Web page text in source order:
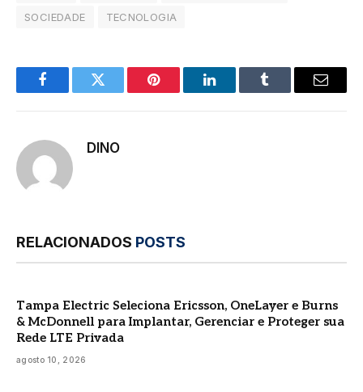
SOCIEDADE TECNOLOGIA
FacebookTwitter Pinterest LinkedInTumblr
E-
DINO
RELACIONADOS POSTS
Tampa Electric Seleciona Ericsson, OneLayer e Burns
& McDonnell para Implantar, Gerenciar e Proteger sua
Rede LTE Privada
agosto 10, 2026